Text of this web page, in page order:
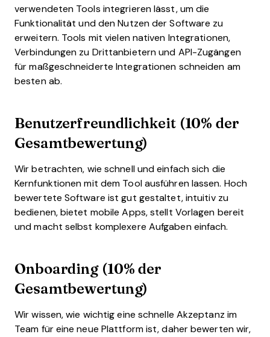
verwendeten Tools integrieren lässt, um die
Funktionalität und den Nutzen der Software zu
erweitern. Tools mit vielen nativen Integrationen,
Verbindungen zu Drittanbietern und API-Zugängen
für maßgeschneiderte Integrationen schneiden am
besten ab.
Benutzerfreundlichkeit (10% der
Gesamtbewertung)
Wir betrachten, wie schnell und einfach sich die
Kernfunktionen mit dem Tool ausführen lassen. Hoch
bewertete Software ist gut gestaltet, intuitiv zu
bedienen, bietet mobile Apps, stellt Vorlagen bereit
und macht selbst komplexere Aufgaben einfach.
Onboarding (10% der
Gesamtbewertung)
Wir wissen, wie wichtig eine schnelle Akzeptanz im
Team für eine neue Plattform ist, daher bewerten wir,